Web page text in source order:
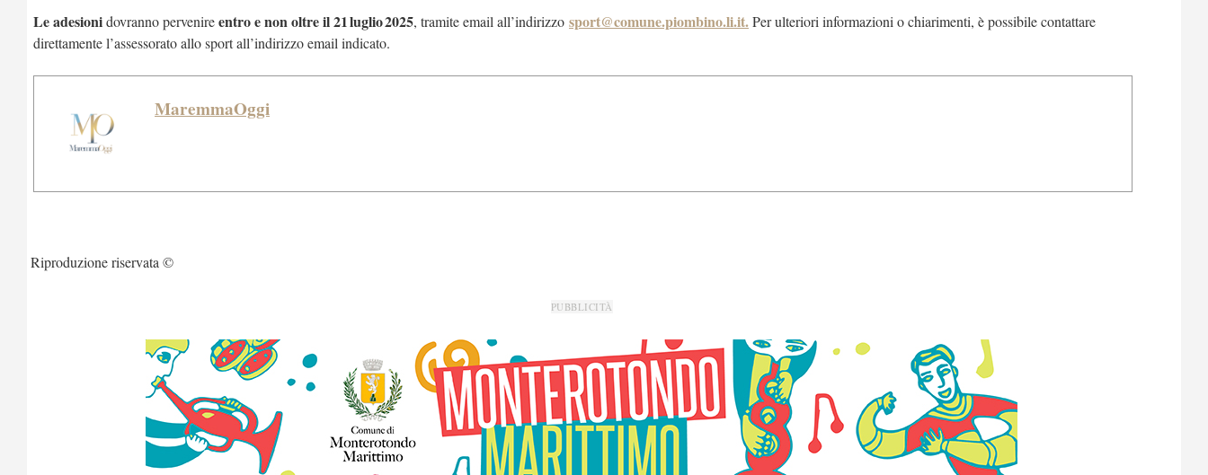
Le adesionidovranno pervenireentro e non oltre il 21 luglio 2025, tramite email all’indirizzo sport@comune.piombino.li.it.Per ulteriori informazioni o chiarimenti, è possibile contattare
direttamente l’assessorato allo sport all’indirizzo email indicato.
MaremmaOggi
Riproduzione riservata ©
PUBBLICITÀ